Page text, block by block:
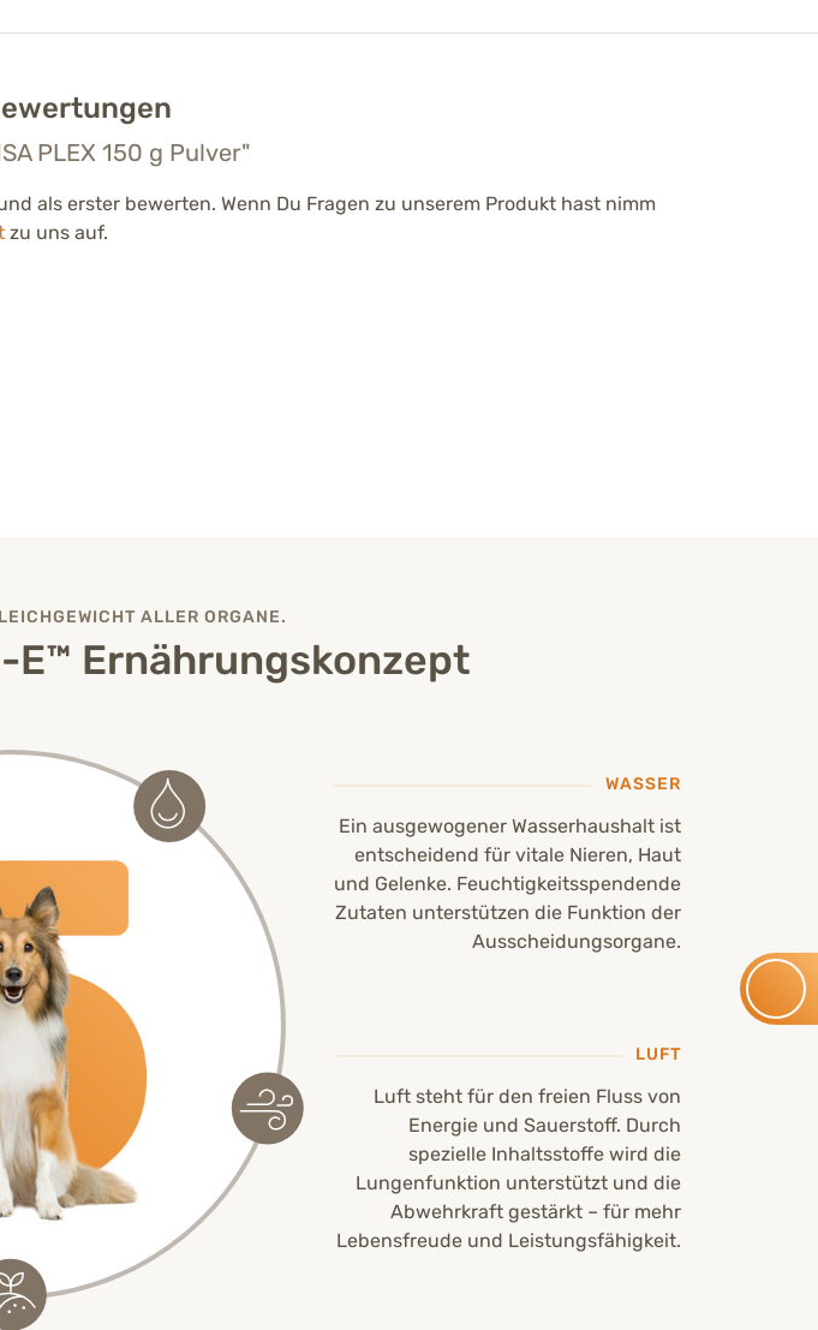
PLEX 150 g Pulver"
als erster bewerten. Wenn Du Fragen zu unserem Produkt hast nimm
zu uns auf.
ALLER ORGANE.
Ernährungskonzept
LUFT
Luft steht für den freien Fluss von
Energie und Sauerstoff. Durch
spezielle Inhaltsstoffe wird die
Lungenfunktion unterstützt und die
Abwehrkraft gestärkt – für mehr
Lebensfreude und Leistungsfähigkeit.
WASSER
Ein ausgewogener Wasserhaushalt ist
entscheidend für vitale Nieren, Haut
und Gelenke. Feuchtigkeitsspendende
Zutaten unterstützen die Funktion der
Ausscheidungsorgane.